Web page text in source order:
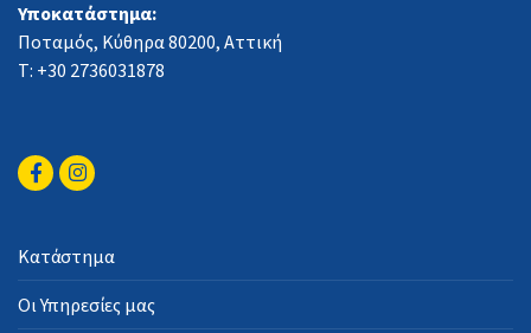
Υποκατάστημα:
Ποταμός, Κύθηρα 80200, Αττική
Τ: +30 2736031878
Κατάστημα
Οι Υπηρεσίες μας